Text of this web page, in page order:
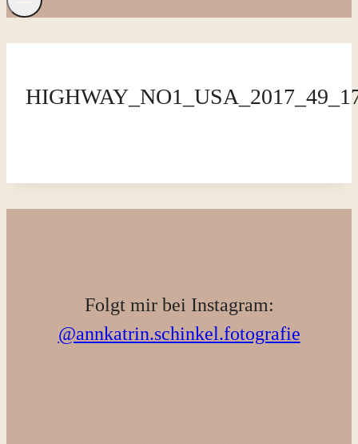
Folgt mir bei Instagram:
@annkatrin.schinkel.fotografie